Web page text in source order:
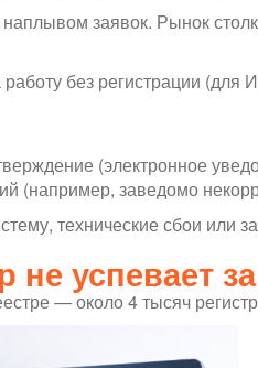
заявок. Рынок
без регистрации
(электронное
(например, заведомо
технические сбои
не успевает
— около 4 тысяч